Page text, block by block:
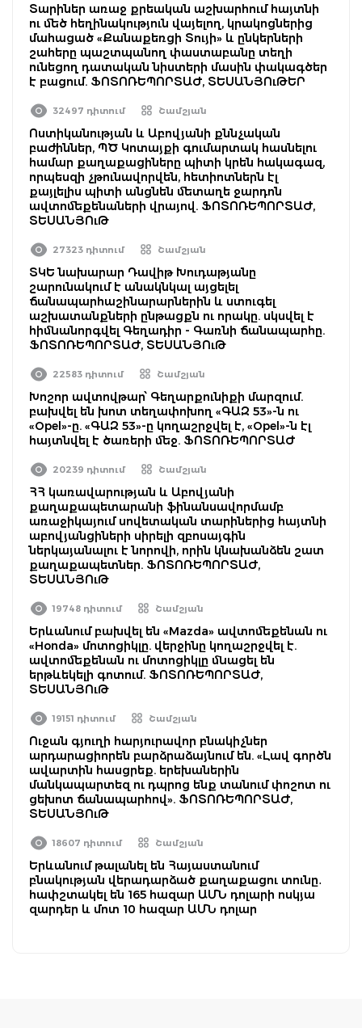
Տարիներ առաջ քրեական աշխարհում հայտնի
ու մեծ հեղինակություն վայելող, կրակոցներից
մահացած «Քանաքեռցի Տույի» և ընկերների
շահերը պաշտպանող փաստաբանը տեղի
ունեցող դատական նիստերի մասին փակագծեր
է բացում. ՖՈՏՈՌԵՊՈՐՏԱԺ, ՏԵՍԱՆՅՈւԹԵՐ
32497 դիտում Շամշյան
Ոստիկանության և Աբովյանի քննչական
բաժիններ, ՊԾ Կոտայքի գումարտակ հասնելու
համար քաղաքացիները պիտի կրեն հակագազ,
որպեսզի չթունավորվեն, հետիոտներն էլ
քայլելիս պիտի անցնեն մետաղե ջարդոն
ավտոմեքենաների վրայով. ՖՈՏՈՌԵՊՈՐՏԱԺ,
ՏԵՍԱՆՅՈւԹ
27323 դիտում Շամշյան
ՏԿԵ նախարար Դավիթ Խուդաթյանը
շարունակում է անակնկալ այցելել
ճանապարհաշինարարներին և ստուգել
աշխատանքների ընթացքն ու որակը. սկսվել է
հիմնանորգվել Գեղադիր - Գառնի ճանապարհը.
ՖՈՏՈՌԵՊՈՐՏԱԺ, ՏԵՍԱՆՅՈւԹ
22583 դիտում Շամշյան
Խոշոր ավտովթար՝ Գեղարքունիքի մարզում.
բախվել են խոտ տեղափոխող «ԳԱԶ 53»-ն ու
«Opel»-ը. «ԳԱԶ 53»-ը կողաշրջվել է, «Opel»-ն էլ
հայտնվել է ծառերի մեջ. ՖՈՏՈՌԵՊՈՐՏԱԺ
20239 դիտում Շամշյան
ՀՀ կառավարության և Աբովյանի
քաղաքապետարանի ֆինանսավորմամբ
առաջիկայում սովետական տարիներից հայտնի
աբովյանցիների սիրելի զբոսայգին
ներկայանալու է նորովի, որին կնախանձեն շատ
քաղաքապետներ. ՖՈՏՈՌԵՊՈՐՏԱԺ,
ՏԵՍԱՆՅՈւԹ
19748 դիտում Շամշյան
Երևանում բախվել են «Mazda» ավտոմեքենան ու
«Honda» մոտոցիկլը. վերջինը կողաշրջվել է.
ավտոմեքենան ու մոտոցիկլը մնացել են
երթևեկելի գոտում. ՖՈՏՈՌԵՊՈՐՏԱԺ,
ՏԵՍԱՆՅՈւԹ
19151 դիտում Շամշյան
Ուջան գյուղի հարյուրավոր բնակիչներ
արդարացիորեն բարձրաձայնում են. «Լավ գործն
ավարտին հասցրեք. երեխաներին
մանկապարտեզ ու դպրոց ենք տանում փոշոտ ու
ցեխոտ ճանապարհով». ՖՈՏՈՌԵՊՈՐՏԱԺ,
ՏԵՍԱՆՅՈւԹ
18607 դիտում Շամշյան
Երևանում թալանել են Հայաստանում
բնակության վերադարձած քաղաքացու տունը․
հափշտակել են 165 հազար ԱՄՆ դոլարի ոսկյա
զարդեր և մոտ 10 հազար ԱՄՆ դոլար